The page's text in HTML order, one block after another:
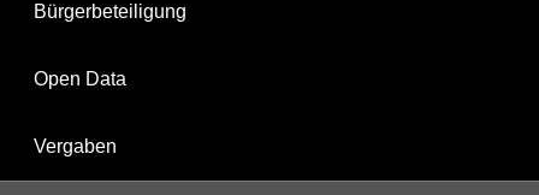
Bürgerbeteiligung
Open Data
Vergaben